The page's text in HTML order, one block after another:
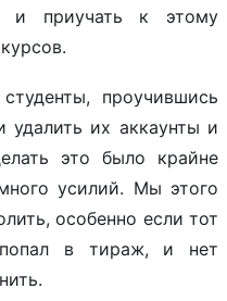
и приучать к этому
проучившись
удалить их аккаунты и
это было крайне
усилий. Мы этого
особенно если тот
в тираж, и нет